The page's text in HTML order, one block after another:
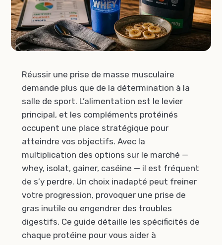
Réussir une prise de masse musculaire
demande plus que de la détermination à la
salle de sport. L’alimentation est le levier
principal, et les compléments protéinés
occupent une place stratégique pour
atteindre vos objectifs. Avec la
multiplication des options sur le marché —
whey, isolat, gainer, caséine — il est fréquent
de s’y perdre. Un choix inadapté peut freiner
votre progression, provoquer une prise de
gras inutile ou engendrer des troubles
digestifs. Ce guide détaille les spécificités de
chaque protéine pour vous aider à